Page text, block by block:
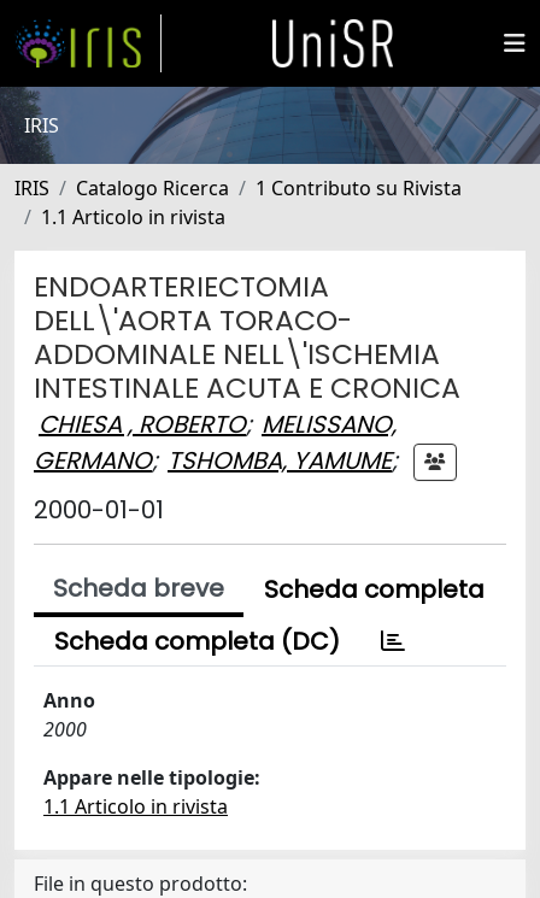
IRIS
IRIS Catalogo Ricerca
1 Contributo su Rivista
1.1 Articolo in rivista
ENDOARTERIECTOMIA
DELL\'AORTA TORACO-
ADDOMINALE NELL\'ISCHEMIA
INTESTINALE ACUTA E CRONICA
CHIESA , ROBERTO; MELISSANO,
GERMANO; TSHOMBA, YAMUME;
2000-01-01
Scheda breve
Scheda completa
Scheda completa (DC)
Anno
2000
Appare nelle tipologie:
1.1 Articolo in rivista
File in questo prodotto: